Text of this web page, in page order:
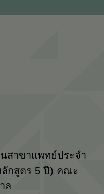
สาขาแพทย์ประจำ
กสูตร 5 ปี) คณะ
ล